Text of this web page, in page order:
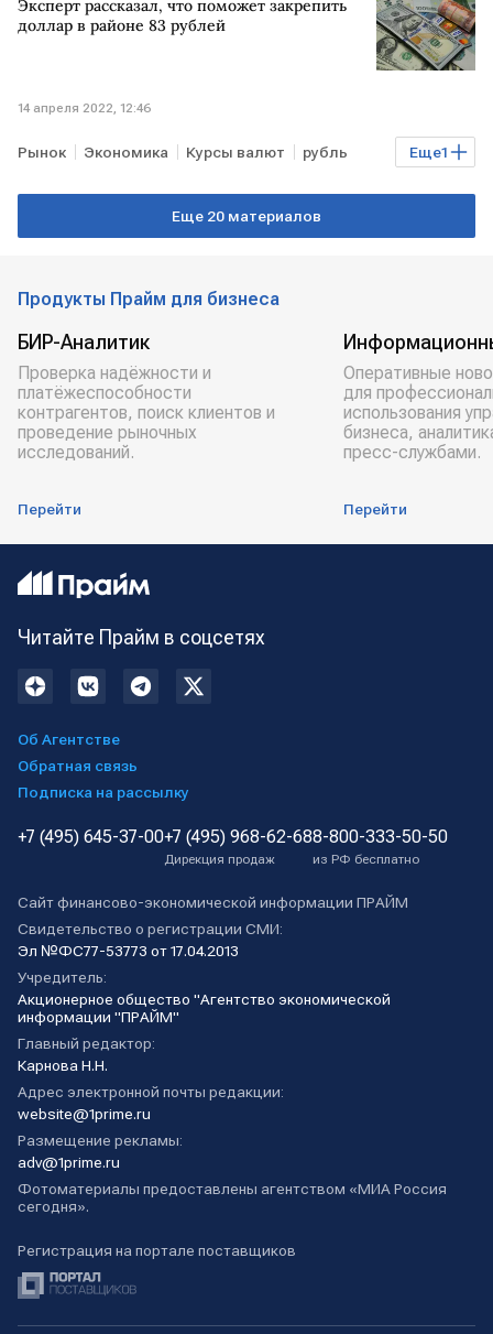
Эксперт рассказал, что поможет закрепить
доллар в районе 83 рублей
14 апреля 2022, 12:46
Еще1
Рынок Экономика Курсы валют рубль
доллар
Еще 20 материалов
Продукты Прайм для бизнеса
БИР-Аналитик
Проверка надёжности и
платёжеспособности
контрагентов, поиск клиентов и
проведение рыночных
исследований.
Перейти
Оперативные
для
использования
бизнеса,
пресс-службами.
Перейти
Читайте Прайм в соцсетях
Об Агентстве
Обратная связь
Подписка на рассылку
+7 (495) 645-37-00+7 (495) 968-62-68
Дирекция продаж
8-800-333-50-50
из РФ бесплатно
Сайт финансово-экономической информации ПРАЙМ
Свидетельство о регистрации СМИ:
Эл №ФС77-53773 от 17.04.2013
Учредитель:
Акционерное общество "Агентство экономической
информации "ПРАЙМ"
Главный редактор:
Карнова Н.Н.
Адрес электронной почты редакции:
website@1prime.ru
Размещение рекламы:
adv@1prime.ru
Фотоматериалы предоставлены агентством «МИА Россия
сегодня».
Регистрация на портале поставщиков